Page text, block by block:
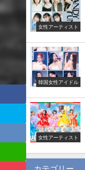
女性アーティスト
韓国女性アイドル
女性アーティスト